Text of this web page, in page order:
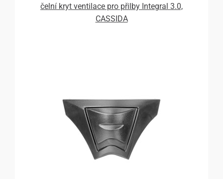
čelní kryt ventilace pro přilby Integral 3.0,
CASSIDA